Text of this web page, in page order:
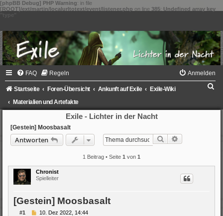
[phpBB Debug] PHP Warning: in file
[ROOT]/ext/martin/localurltotext/event/listener.php on line 385: Undefined array key
FAQ Regeln Anmelden
Startseite Foren-Übersicht Ankunft auf Exile
Exile-Wiki
Materialien und Artefakte
Exile - Lichter in der Nacht
[Gestein] Moosbasalt
Antworten Suche
1 Beitrag • Seite 1 von 1
Chronist
Spielleiter
[Gestein] Moosbasalt
#1
B10. Dez 2022, 14:44